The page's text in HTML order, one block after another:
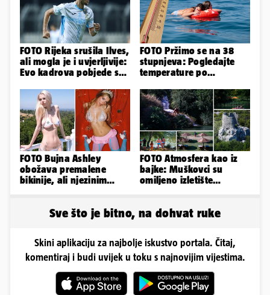
FOTO Rijeka srušila Ilves,
ali mogla je i uvjerljivije:
Evo kadrova pobjede s
FOTO Pržimo se na 38
stupnjeva: Pogledajte
temperature po
FOTO Bujna Ashley
obožava premalene
bikinije, ali njezinim
FOTO Atmosfera kao iz
bajke: Muškovci su
omiljeno izletište
Sve što je bitno, na dohvat ruke
Skini aplikaciju za najbolje iskustvo portala. Čitaj,
komentiraj i budi uvijek u toku s najnovijim vijestima.